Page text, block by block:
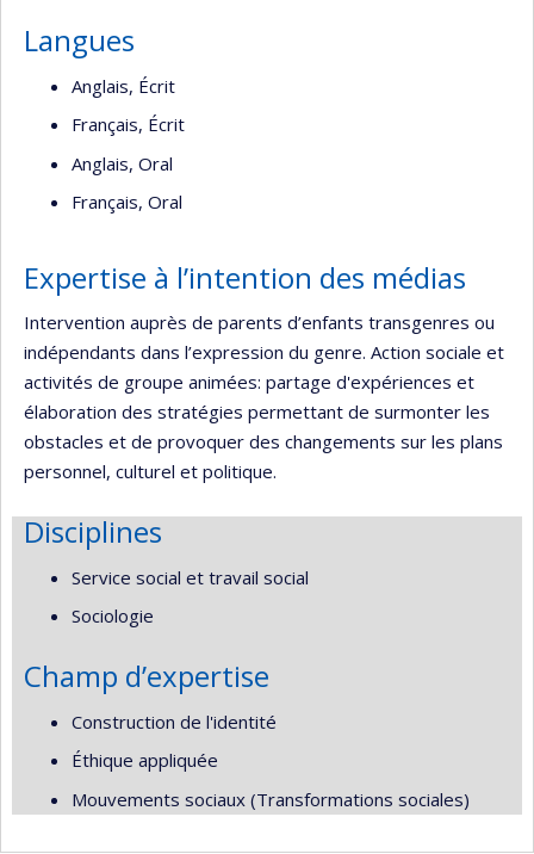
Langues
Anglais, Écrit
Français, Écrit
Anglais, Oral
Français, Oral
Expertise à l’intention des médias
Intervention auprès de parents d’enfants transgenres ou
indépendants dans l’expression du genre. Action sociale et
activités de groupe animées: partage d'expériences et
élaboration des stratégies permettant de surmonter les
obstacles et de provoquer des changements sur les plans
personnel, culturel et politique.
Disciplines
Service social et travail social
Sociologie
Champ d’expertise
Construction de l'identité
Éthique appliquée
Mouvements sociaux (Transformations sociales)